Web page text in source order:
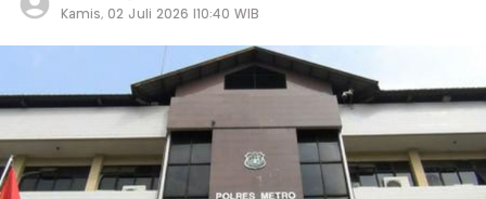
Kamis, 02 Juli 2026 |10:40 WIB